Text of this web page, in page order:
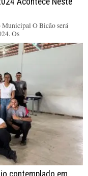
Municipal O Bicão será
Os
contemplado em